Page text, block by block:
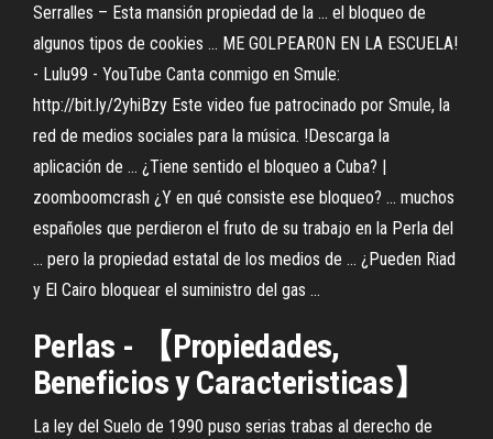
Serralles – Esta mansión propiedad de la ... el bloqueo de
algunos tipos de cookies ... ME G0LPEAR0N EN LA ESCUELA!
- Lulu99 - YouTube Canta conmigo en Smule:
http://bit.ly/2yhiBzy Este video fue patrocinado por Smule, la
red de medios sociales para la música. !Descarga la
aplicación de ... ¿Tiene sentido el bloqueo a Cuba? |
zoomboomcrash ¿Y en qué consiste ese bloqueo? ... muchos
españoles que perdieron el fruto de su trabajo en la Perla del
... pero la propiedad estatal de los medios de ... ¿Pueden Riad
y El Cairo bloquear el suministro del gas ...
Perlas - 【Propiedades,
Beneficios y Caracteristicas】
La ley del Suelo de 1990 puso serias trabas al derecho de